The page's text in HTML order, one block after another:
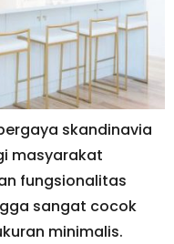
skandinavia
masyarakat
fungsionalitas
sangat cocok
minimalis.